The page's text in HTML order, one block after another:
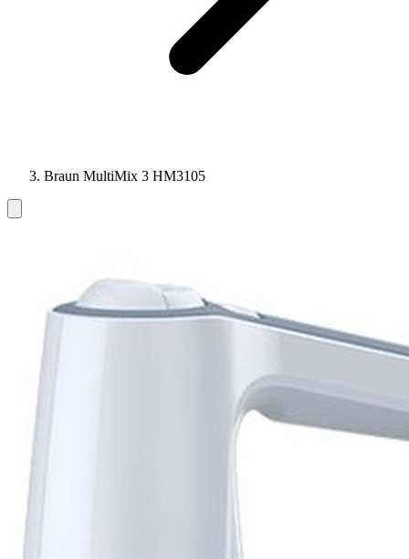
Braun MultiMix 3 HM3105